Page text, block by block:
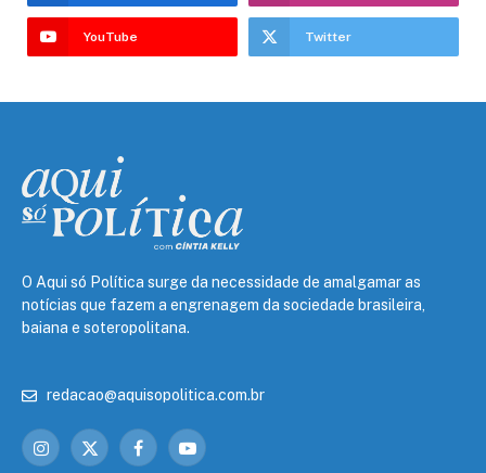
YouTube Twitter
O Aqui só Política surge da necessidade de amalgamar as
notícias que fazem a engrenagem da sociedade brasileira,
baiana e soteropolitana.
redacao@aquisopolitica.com.br
Instagram
X
FacebookYouTube